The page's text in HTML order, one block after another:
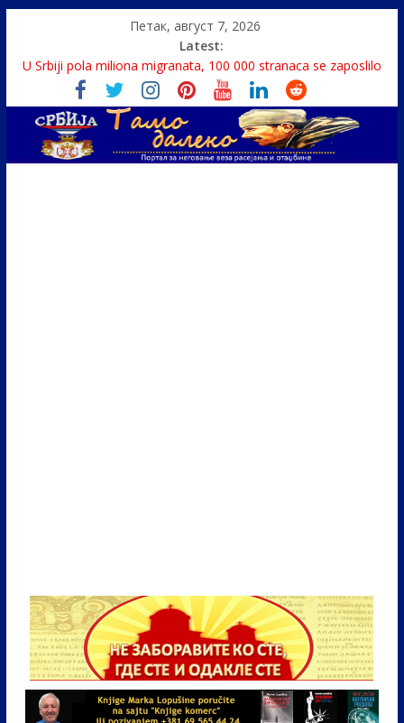
Петак, август 7, 2026
Latest:
Politika i seks glavne teme srpskih medija
U Srbiji pola miliona migranata, 100 000 stranaca se zaposlilo
Како је „Господар књига“ проглашен народним
непријатељем
Čije je pravo na istinu o Nikoli Tesli?
Srbin zaspao na Dunavu, reka ga odnela u Rumuniju